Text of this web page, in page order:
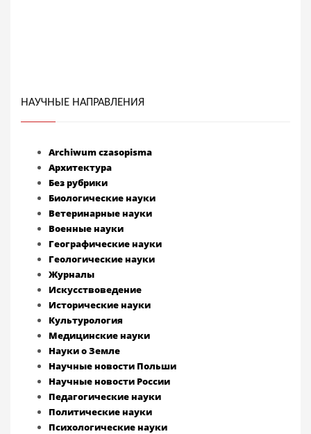
НАУЧНЫЕ НАПРАВЛЕНИЯ
Archiwum czasopisma
Архитектура
Без рубрики
Биологические науки
Ветеринарные науки
Военные науки
Географические науки
Геологические науки
Журналы
Искусствоведение
Исторические науки
Культурология
Медицинские науки
Науки о Земле
Научные новости Польши
Научные новости России
Педагогические науки
Политические науки
Психологические науки